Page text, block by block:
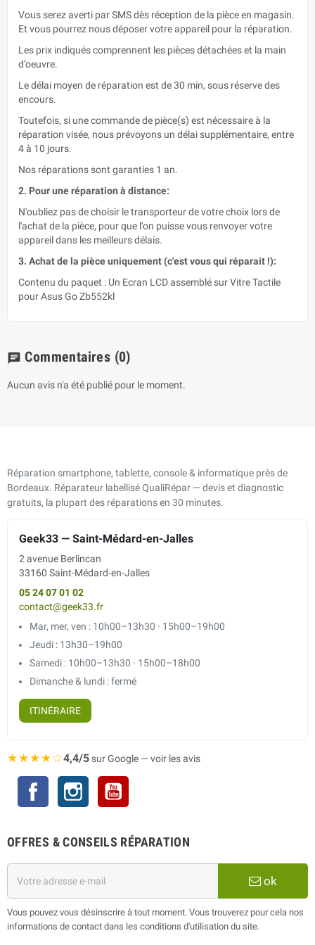
Vous serez averti par SMS dès réception de la pièce en magasin.
Et vous pourrez nous déposer votre appareil pour la réparation.
Les prix indiqués comprennent les pièces détachées et la main
d’oeuvre.
Le délai moyen de réparation est de 30 min, sous réserve des
encours.
Toutefois, si une commande de pièce(s) est nécessaire à la
réparation visée, nous prévoyons un délai supplémentaire, entre
4 à 10 jours.
Nos réparations sont garanties 1 an.
2. Pour une réparation à distance:
N'oubliez pas de choisir le transporteur de votre choix lors de
l'achat de la pièce, pour que l'on puisse vous renvoyer votre
appareil dans les meilleurs délais.
3. Achat de la pièce uniquement (c'est vous qui réparait !):
Contenu du paquet : Un Ecran LCD assemblé sur Vitre Tactile
pour Asus Go Zb552kl
chat Commentaires (0)
Aucun avis n'a été publié pour le moment.
Réparation smartphone, tablette, console & informatique près de
Bordeaux. Réparateur labellisé QualiRépar — devis et diagnostic
gratuits, la plupart des réparations en 30 minutes.
Geek33 — Saint-Médard-en-Jalles
2 avenue Berlincan
33160 Saint-Médard-en-Jalles
05 24 07 01 02
contact@geek33.fr
Mar, mer, ven : 10h00–13h30 · 15h00–19h00
Jeudi : 13h30–19h00
Samedi : 10h00–13h30 · 15h00–18h00
Dimanche & lundi : fermé
ITINÉRAIRE
★★★★☆4,4/5sur Google — voir les avis
Facebook Instagram
OFFRES & CONSEILS RÉPARATION
ok
Vous pouvez vous désinscrire à tout moment. Vous trouverez pour cela nos
informations de contact dans les conditions d'utilisation du site.